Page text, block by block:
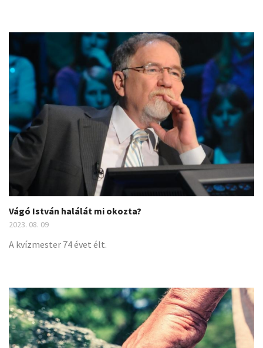
Vágó István halálát mi okozta?
2023. 08. 09
A kvízmester 74 évet élt.